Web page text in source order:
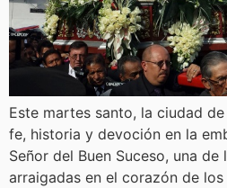
Este martes santo, la ciudad
fe, historia y devoción en la
Señor del Buen Suceso, una de
arraigadas en el corazón de